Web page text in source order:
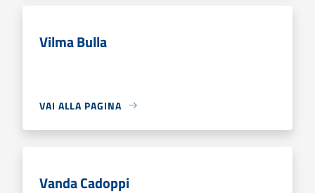
Vilma Bulla
VAI ALLA PAGINA
Vanda Cadoppi